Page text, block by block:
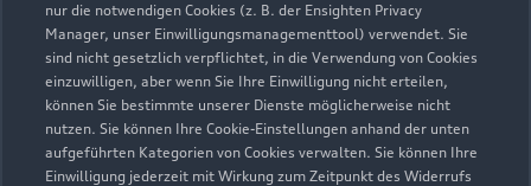
nur die notwendigen Cookies (z. B. der Ensighten Privacy
Manager, unser Einwilligungsmanagementtool) verwendet. Sie
sind nicht gesetzlich verpflichtet, in die Verwendung von Cookies
einzuwilligen, aber wenn Sie Ihre Einwilligung nicht erteilen,
können Sie bestimmte unserer Dienste möglicherweise nicht
nutzen. Sie können Ihre Cookie-Einstellungen anhand der unten
aufgeführten Kategorien von Cookies verwalten. Sie können Ihre
Einwilligung jederzeit mit Wirkung zum Zeitpunkt des Widerrufs
Zur Reparatur